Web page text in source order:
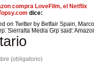
20/amazon-compra-lovefilm-el-
compra LoveFilm, el Netflix
dice:
on Twitter by Betfair Spain,
Sierralta Media Grp said:
(obligatorio)